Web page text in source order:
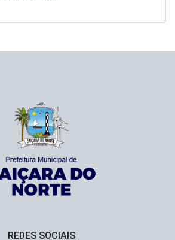
REDES SOCIAIS